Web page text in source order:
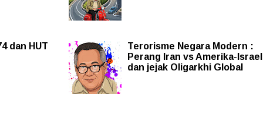
dan HUT
Terorisme Negara Modern :
Perang Iran vs Amerika-Israel
dan jejak Oligarkhi Global